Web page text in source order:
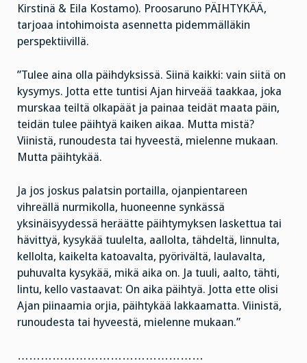
Kirstinä & Eila Kostamo). Proosaruno PÄIHTYKÄÄ,
tarjoaa intohimoista asennetta pidemmälläkin
perspektiivillä.
”Tulee aina olla päihdyksissä. Siinä kaikki: vain siitä on
kysymys. Jotta ette tuntisi Ajan hirveää taakkaa, joka
murskaa teiltä olkapäät ja painaa teidät maata päin,
teidän tulee päihtyä kaiken aikaa. Mutta mistä?
Viinistä, runoudesta tai hyveestä, mielenne mukaan.
Mutta päihtykää.
Ja jos joskus palatsin portailla, ojanpientareen
vihreällä nurmikolla, huoneenne synkässä
yksinäisyydessä heräätte päihtymyksen laskettua tai
hävittyä, kysykää tuulelta, aallolta, tähdeltä, linnulta,
kellolta, kaikelta katoavalta, pyörivältä, laulavalta,
puhuvalta kysykää, mikä aika on. Ja tuuli, aalto, tähti,
lintu, kello vastaavat: On aika päihtyä. Jotta ette olisi
Ajan piinaamia orjia, päihtykää lakkaamatta. Viinistä,
runoudesta tai hyveestä, mielenne mukaan.”
…………………………………………